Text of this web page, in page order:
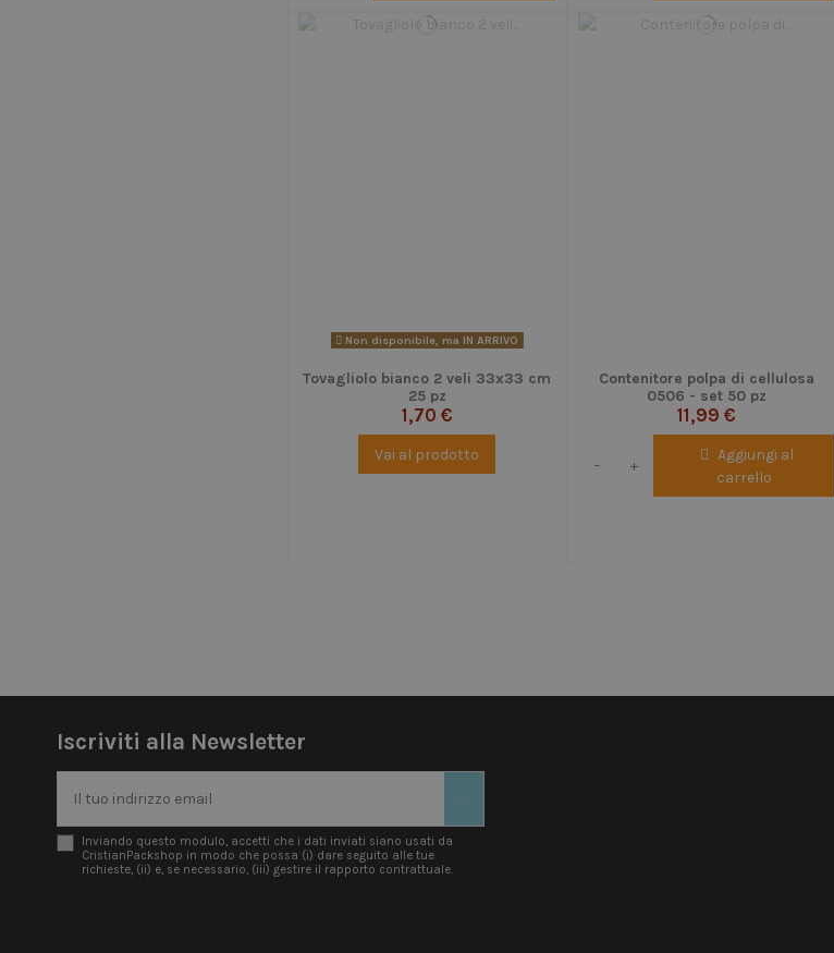
Non disponibile, ma IN ARRIVO
Tovagliolo bianco 2 veli 33x33 cm
25 pz
1,70 €
Vai al prodotto
Contenitore polpa di cellulosa
0506 - set 50 pz
11,99 €
- +
Aggiungi al
carrello
Iscriviti alla Newsletter
Inviando questo modulo, accetti che i dati inviati siano usati da
CristianPackshop in modo che possa (i) dare seguito alle tue
richieste, (ii) e, se necessario, (iii) gestire il rapporto contrattuale.